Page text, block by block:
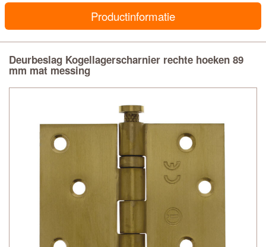
Productinformatie
Deurbeslag Kogellagerscharnier rechte hoeken 89
mm mat messing